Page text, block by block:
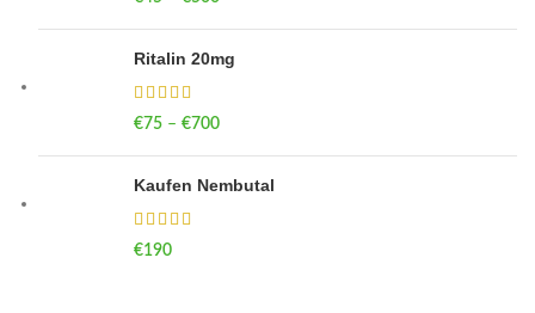
Ritalin 20mg
€75 – €700
Kaufen Nembutal
€190